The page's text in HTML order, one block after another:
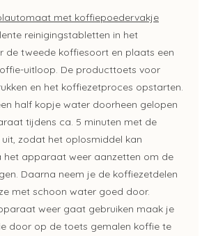
met koffiepoedervakje
reinigingstabletten in het
de tweede koffiesoort en plaats een
uitloop. De producttoets voor
en het koffiezetproces opstarten.
half kopje water doorheen gelopen
tijdens ca. 5 minuten met de
zodat het oplosmiddel kan
het apparaat weer aanzetten om de
Daarna neem je de koffiezetdelen
met schoon water goed door.
weer gaat gebruiken maak je
door op de toets gemalen koffie te